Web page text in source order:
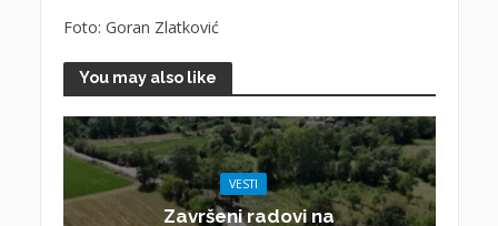
Foto: Goran Zlatković
You may also like
VESTI
Završeni radovi na